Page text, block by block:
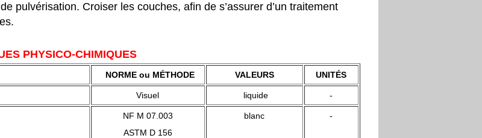
pulvérisation. Croiser les couches, afin de s’assurer d’un traitement
PHYSICO-CHIMIQUES
NORME ou MÉTHODE VALEURS UNITÉS
Visuel liquide -
NF M 07.003
ASTM D 156
blanc -